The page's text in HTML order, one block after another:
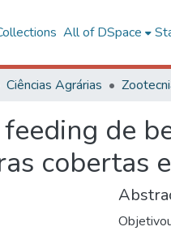
All of DSpace
Ciências Agrárias
de
cobertas